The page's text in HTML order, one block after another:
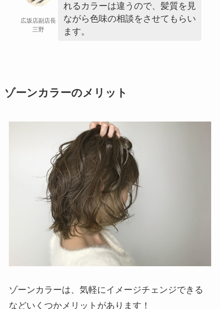
広坂店副店長
三野
れるカラーは違うので、髪質を見
ながら色味の相談をさせてもらい
ます。
ゾーンカラーのメリット
ゾーンカラーは、気軽にイメージチェンジできる
などいくつかメリットがあります！